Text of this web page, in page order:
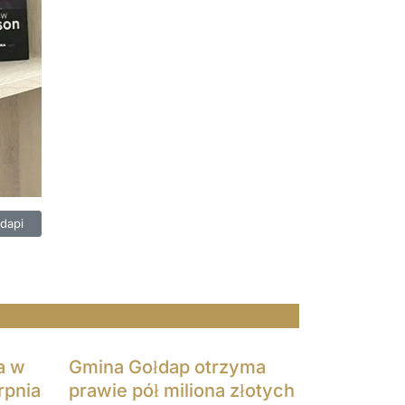
gościł w Gołdapi
w
Gmina Gołdap otrzyma
prawie pół miliona złotych